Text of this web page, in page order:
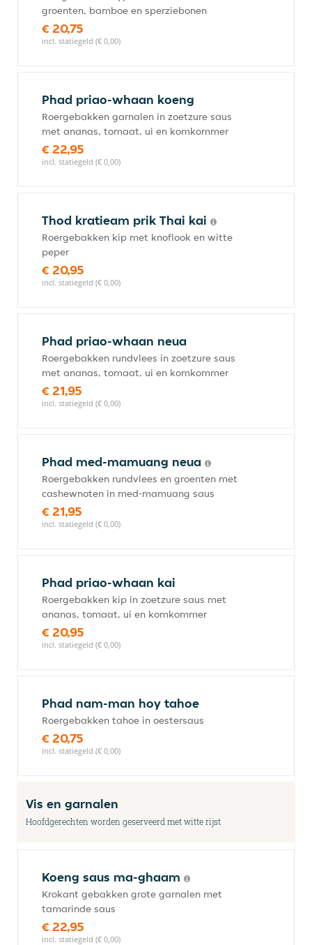
groenten, bamboe en sperziebonen
€ 20,75
incl. statiegeld (€ 0,00)
Phad priao-whaan koeng
Roergebakken garnalen in zoetzure saus
met ananas, tomaat, ui en komkommer
€ 22,95
incl. statiegeld (€ 0,00)
Thod kratieam prik Thai kai
Roergebakken kip met knoflook en witte
peper
€ 20,95
incl. statiegeld (€ 0,00)
Phad priao-whaan neua
Roergebakken rundvlees in zoetzure saus
met ananas, tomaat, ui en komkommer
€ 21,95
incl. statiegeld (€ 0,00)
Phad med-mamuang neua
Roergebakken rundvlees en groenten met
cashewnoten in med-mamuang saus
€ 21,95
incl. statiegeld (€ 0,00)
Phad priao-whaan kai
Roergebakken kip in zoetzure saus met
ananas, tomaat, ui en komkommer
€ 20,95
incl. statiegeld (€ 0,00)
Phad nam-man hoy tahoe
Roergebakken tahoe in oestersaus
€ 20,75
incl. statiegeld (€ 0,00)
Vis en garnalen
Hoofdgerechten worden geserveerd met witte rijst
Koeng saus ma-ghaam
Krokant gebakken grote garnalen met
tamarinde saus
€ 22,95
incl. statiegeld (€ 0,00)